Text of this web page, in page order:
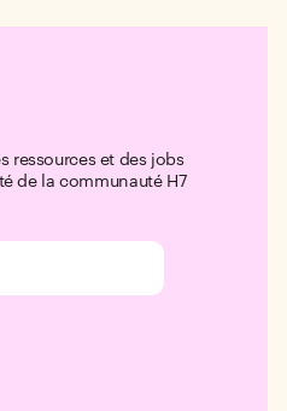
ressources et des jobs
de la communauté H7